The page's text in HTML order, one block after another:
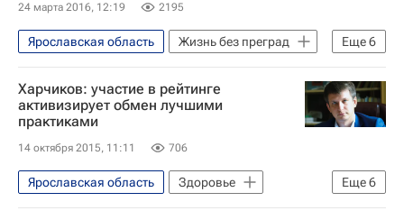
Ханты-Мансийск
Русфонд
Регистр доноров костного мозга
Здоровье
24 марта 2016, 12:19 2195
Еще6
Ярославская область
Жизнь без преград
Общество
Смоленская область
Свердловская область
Сироты
Здоровье
Харчиков: участие в рейтинге
активизирует обмен лучшими
практиками
14 октября 2015, 11:11 706
Еще6
Ярославская область
Здоровье
Ярославль
Европа